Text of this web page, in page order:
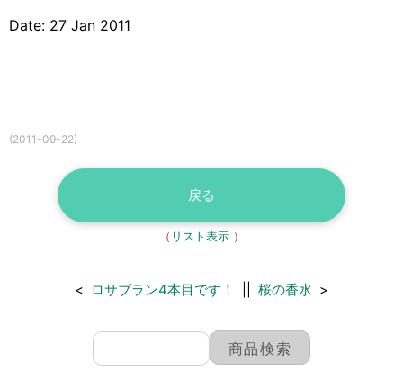
Date: 27 Jan 2011
(2011-09-22)
戻る
（ リスト表示）
< ロサブラン4本目です！ 桜の香水 >